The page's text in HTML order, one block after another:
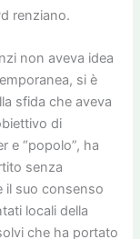
renziano.
non aveva idea
si è
sfida che aveva
di
e “popolo”, ha
senza
il suo consenso
locali della
che ha portato